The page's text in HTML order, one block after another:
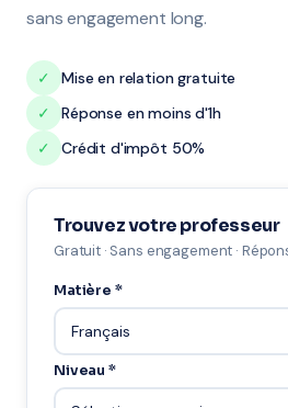
sans engagement long.
✓
Mise en relation gratuite
✓
Réponse en moins d'1h
✓
Crédit d'impôt 50%
Trouvez votre professeur
Gratuit · Sans engagement ·
Matière *
Niveau *